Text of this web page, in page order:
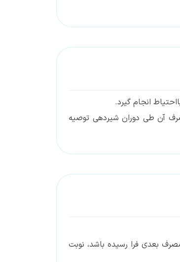
انجام گیرد.
آن طی دوران شیردهی توصیه
بعدی فرا رسیده باشد، نوبت